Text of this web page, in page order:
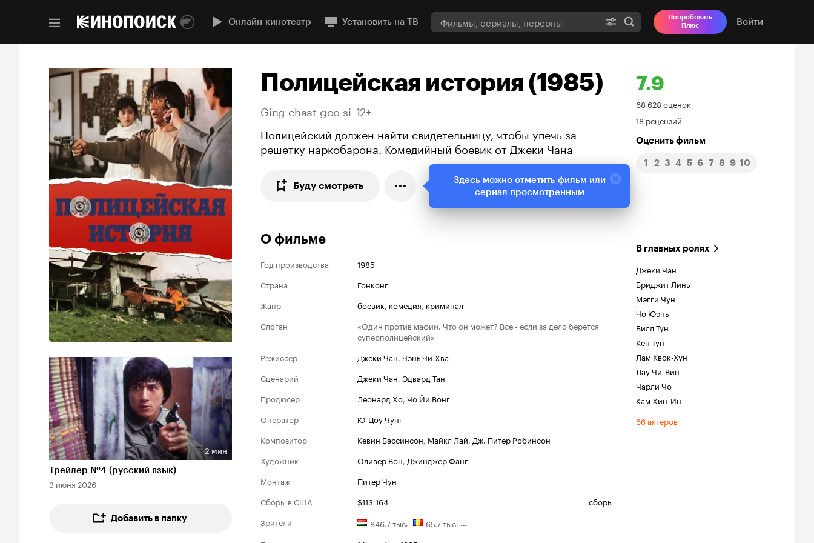
Онлайн-кинотеатр Установить на ТВ
Попробовать
Плюс
Войти
Длительность 2 мин
2 мин
Трейлер №4 (русский язык)
3 июня 2026
Добавить в папку
Полицейская история (1985)
Ging chaat goo si 12+
Полицейский должен найти свидетельницу, чтобы упечь за
решетку наркобарона. Комедийный боевик от Джеки Чана
Буду смотреть
7.9
Рейтинг
Кинопоиска
7.9
68 628 оценок
18 рецензий
Оценить фильм
1 2 3 4 5 6 7 8 9 10
О фильме
Год производства
1985
Страна
Гонконг
Жанр
боевик, комедия, криминал
Слоган
«Один против мафии. Что он может? Всё - если за дело берется
суперполицейский»
Режиссер
Джеки Чан, Чэнь Чи-Хва
Сценарий
Джеки Чан, Эдвард Тан
Продюсер
Леонард Хо, Чо Йи Вонг
Оператор
Ю-Цоу Чунг
Композитор
Кевин Бэссинсон, Майкл Лай, Дж. Питер Робинсон
Художник
Оливер Вон, Джинджер Фанг
Монтаж
Питер Чун
Сборы в США
$113 164
сборы
Зрители
846.7 тыс, 65.7 тыс, ...
В главных ролях
Джеки Чан
Бриджит Линь
Мэгги Чун
Чо Юэнь
Билл Тун
Кен Тун
Лам Квок-Хун
Лау Чи-Вин
Чарли Чо
Кам Хин-Ин
66 актеров
Здесь можно отметить фильм или
сериал просмотренным